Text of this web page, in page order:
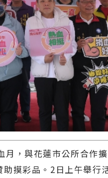
，與花蓮市公所合作
摸彩品。2日上午舉行